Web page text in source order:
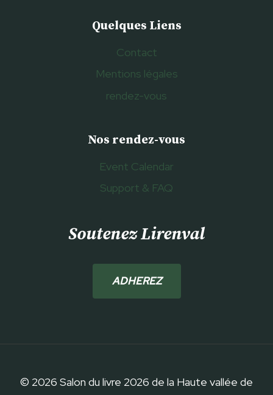
Quelques Liens
Contact
Mentions légales
rendez-vous
Nos rendez-vous
Event Calendar
Support & FAQ
Soutenez Lirenval
ADHEREZ
© 2026 Salon du livre 2026 de la Haute vallée de